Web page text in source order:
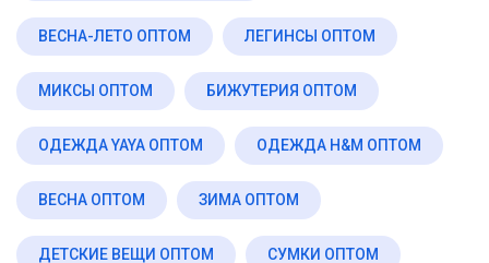
ВЕСНА-ЛЕТО ОПТОМ ЛЕГИНСЫ ОПТОМ
МИКСЫ ОПТОМ БИЖУТЕРИЯ ОПТОМ
ОДЕЖДА YAYA ОПТОМ ОДЕЖДА H&M ОПТОМ
ВЕСНА ОПТОМ ЗИМА ОПТОМ
ДЕТСКИЕ ВЕЩИ ОПТОМ СУМКИ ОПТОМ